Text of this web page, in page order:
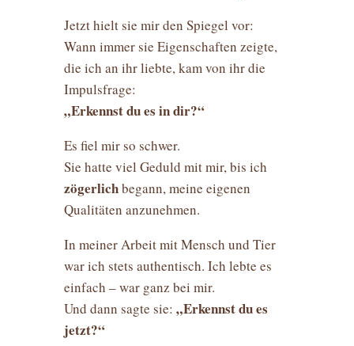
Jetzt hielt sie mir den Spiegel vor:
Wann immer sie Eigenschaften zeigte,
die ich an ihr liebte, kam von ihr die
Impulsfrage:
„Erkennst du es in dir?“
Es fiel mir so schwer.
Sie hatte viel Geduld mit mir, bis ich
zögerlichbegann, meine eigenen
Qualitäten anzunehmen.
In meiner Arbeit mit Mensch und Tier
war ich stets authentisch. Ich lebte es
einfach – war ganz bei mir.
Und dann sagte sie: „Erkennst du es
jetzt?“